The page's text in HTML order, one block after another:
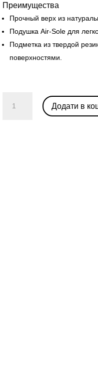
Преимущества
Прочный верх из
Подушка Air-Sole для
Подметка из твердой
поверхностями.
Jordan
Додати в